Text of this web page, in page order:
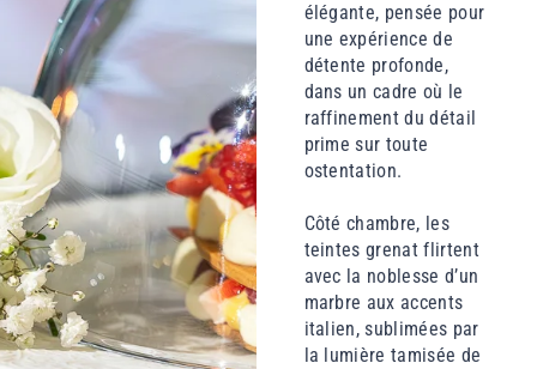
élégante, pensée pour
une expérience de
détente profonde,
dans un cadre où le
raffinement du détail
prime sur toute
ostentation.
Côté chambre, les
teintes grenat flirtent
avec la noblesse d’un
marbre aux accents
italien, sublimées par
la lumière tamisée de